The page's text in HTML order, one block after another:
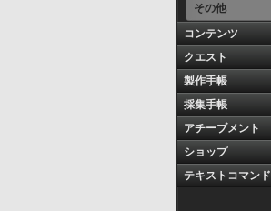
その他
コンテンツ
クエスト
製作手帳
採集手帳
アチーブメント
ショップ
テキストコマンド